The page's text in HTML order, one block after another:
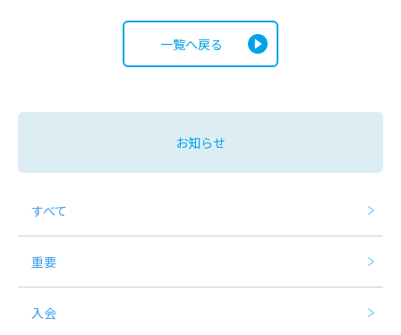
一覧へ戻る
お知らせ
すべて
重要
入会